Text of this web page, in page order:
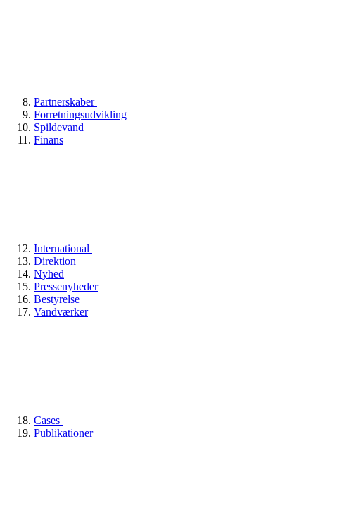
Partnerskaber
Forretningsudvikling
Spildevand
Finans
International
Direktion
Nyhed
Pressenyheder
Bestyrelse
Vandværker
Cases
Publikationer